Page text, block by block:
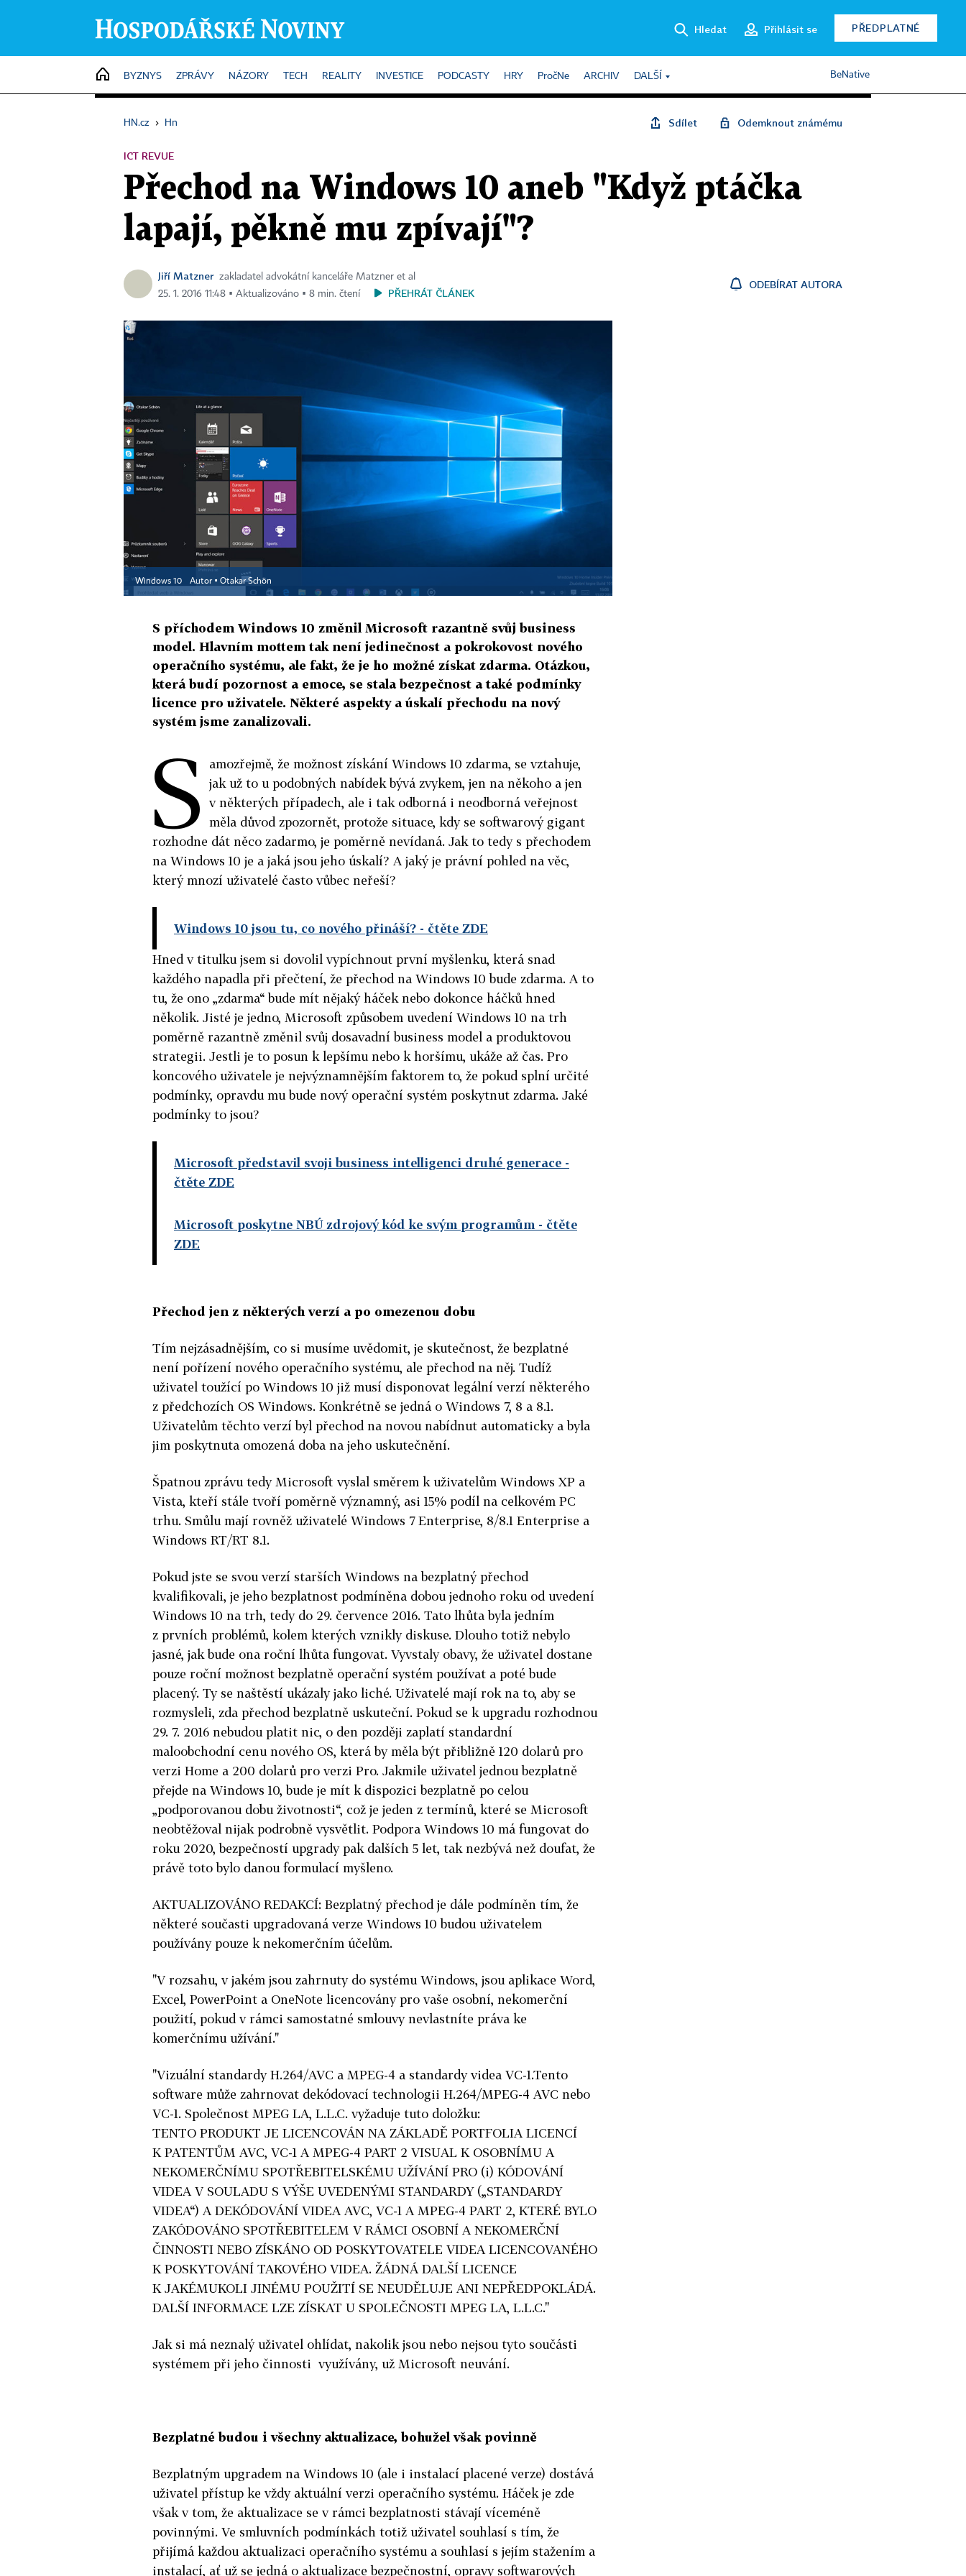
Hledat Přihlásit se PŘEDPLATNÉ
HOME
BYZNYS ZPRÁVY NÁZORY TECH REALITY INVESTICE PODCASTY HRY PročNe ARCHIV DALŠÍ BeNative
HN.cz › Hn Sdílet Odemknout známému
ICT REVUE
Přechod na Windows 10 aneb "Když ptáčka
lapají, pěkně mu zpívají"?
Jiří Matzner zakladatel advokátní kanceláře Matzner et al
25. 1. 2016 11:48 ▪ Aktualizováno ▪ 8 min. čtení
PŘEHRÁT ČLÁNEK
ODEBÍRAT AUTORA
Windows 10 Autor ▪ Otakar Schön
S příchodem Windows 10 změnil Microsoft razantně svůj business
model. Hlavním mottem tak není jedinečnost a pokrokovost nového
operačního systému, ale fakt, že je ho možné získat zdarma. Otázkou,
která budí pozornost a emoce, se stala bezpečnost a také podmínky
licence pro uživatele. Některé aspekty a úskalí přechodu na nový
systém jsme zanalizovali.
S
amozřejmě, že možnost získání Windows 10 zdarma, se vztahuje,
jak už to u podobných nabídek bývá zvykem, jen na někoho a jen
v některých případech, ale i tak odborná i neodborná veřejnost
měla důvod zpozornět, protože situace, kdy se softwarový gigant
rozhodne dát něco zadarmo, je poměrně nevídaná. Jak to tedy s přechodem
na Windows 10 je a jaká jsou jeho úskalí? A jaký je právní pohled na věc,
který mnozí uživatelé často vůbec neřeší?
Windows 10 jsou tu, co nového přináší? - čtěte ZDE
Hned v titulku jsem si dovolil vypíchnout první myšlenku, která snad
každého napadla při přečtení, že přechod na Windows 10 bude zdarma. A to
tu, že ono „zdarma“ bude mít nějaký háček nebo dokonce háčků hned
několik. Jisté je jedno, Microsoft způsobem uvedení Windows 10 na trh
poměrně razantně změnil svůj dosavadní business model a produktovou
strategii. Jestli je to posun k lepšímu nebo k horšímu, ukáže až čas. Pro
koncového uživatele je nejvýznamnějším faktorem to, že pokud splní určité
podmínky, opravdu mu bude nový operační systém poskytnut zdarma. Jaké
podmínky to jsou?
Microsoft představil svoji business intelligenci druhé generace -
čtěte ZDE
Microsoft poskytne NBÚ zdrojový kód ke svým programům - čtěte
ZDE
Přechod jen z některých verzí a po omezenou dobu
Tím nejzásadnějším, co si musíme uvědomit, je skutečnost, že bezplatné
není pořízení nového operačního systému, ale přechod na něj. Tudíž
uživatel toužící po Windows 10 již musí disponovat legální verzí některého
z předchozích OS Windows. Konkrétně se jedná o Windows 7, 8 a 8.1.
Uživatelům těchto verzí byl přechod na novou nabídnut automaticky a byla
jim poskytnuta omozená doba na jeho uskutečnění.
Špatnou zprávu tedy Microsoft vyslal směrem k uživatelům Windows XP a
Vista, kteří stále tvoří poměrně významný, asi 15% podíl na celkovém PC
trhu. Smůlu mají rovněž uživatelé Windows 7 Enterprise, 8/8.1 Enterprise a
Windows RT/RT 8.1.
Pokud jste se svou verzí starších Windows na bezplatný přechod
kvalifikovali, je jeho bezplatnost podmíněna dobou jednoho roku od uvedení
Windows 10 na trh, tedy do 29. července 2016. Tato lhůta byla jedním
z prvních problémů, kolem kterých vznikly diskuse. Dlouho totiž nebylo
jasné, jak bude ona roční lhůta fungovat. Vyvstaly obavy, že uživatel dostane
pouze roční možnost bezplatně operační systém používat a poté bude
placený. Ty se naštěstí ukázaly jako liché. Uživatelé mají rok na to, aby se
rozmysleli, zda přechod bezplatně uskuteční. Pokud se k upgradu rozhodnou
29. 7. 2016 nebudou platit nic, o den později zaplatí standardní
maloobchodní cenu nového OS, která by měla být přibližně 120 dolarů pro
verzi Home a 200 dolarů pro verzi Pro. Jakmile uživatel jednou bezplatně
přejde na Windows 10, bude je mít k dispozici bezplatně po celou
„podporovanou dobu životnosti“, což je jeden z termínů, které se Microsoft
neobtěžoval nijak podrobně vysvětlit. Podpora Windows 10 má fungovat do
roku 2020, bezpečností upgrady pak dalších 5 let, tak nezbývá než doufat, že
právě toto bylo danou formulací myšleno.
AKTUALIZOVÁNO REDAKCÍ: Bezplatný přechod je dále podmíněn tím, že
některé současti upgradovaná verze Windows 10 budou uživatelem
používány pouze k nekomerčním účelům.
"V rozsahu, v jakém jsou zahrnuty do systému Windows, jsou aplikace Word,
Excel, PowerPoint a OneNote licencovány pro vaše osobní, nekomerční
použití, pokud v rámci samostatné smlouvy nevlastníte práva ke
komerčnímu užívání."
"Vizuální standardy H.264/AVC a MPEG-4 a standardy videa VC-1.Tento
software může zahrnovat dekódovací technologii H.264/MPEG-4 AVC nebo
VC-1. Společnost MPEG LA, L.L.C. vyžaduje tuto doložku:
TENTO PRODUKT JE LICENCOVÁN NA ZÁKLADĚ PORTFOLIA LICENCÍ
K PATENTŮM AVC, VC-1 A MPEG-4 PART 2 VISUAL K OSOBNÍMU A
NEKOMERČNÍMU SPOTŘEBITELSKÉMU UŽÍVÁNÍ PRO (i) KÓDOVÁNÍ
VIDEA V SOULADU S VÝŠE UVEDENÝMI STANDARDY („STANDARDY
VIDEA“) A DEKÓDOVÁNÍ VIDEA AVC, VC-1 A MPEG-4 PART 2, KTERÉ BYLO
ZAKÓDOVÁNO SPOTŘEBITELEM V RÁMCI OSOBNÍ A NEKOMERČNÍ
ČINNOSTI NEBO ZÍSKÁNO OD POSKYTOVATELE VIDEA LICENCOVANÉHO
K POSKYTOVÁNÍ TAKOVÉHO VIDEA. ŽÁDNÁ DALŠÍ LICENCE
K JAKÉMUKOLI JINÉMU POUŽITÍ SE NEUDĚLUJE ANI NEPŘEDPOKLÁDÁ.
DALŠÍ INFORMACE LZE ZÍSKAT U SPOLEČNOSTI MPEG LA, L.L.C."
Jak si má neznalý uživatel ohlídat, nakolik jsou nebo nejsou tyto součásti
systémem při jeho činnosti využívány, už Microsoft neuvání.
Bezplatné budou i všechny aktualizace, bohužel však povinně
Bezplatným upgradem na Windows 10 (ale i instalací placené verze) dostává
uživatel přístup ke vždy aktuální verzi operačního systému. Háček je zde
však v tom, že aktualizace se v rámci bezplatnosti stávají víceméně
povinnými. Ve smluvních podmínkách totiž uživatel souhlasí s tím, že
přijímá každou aktualizaci operačního systému a souhlasí s jejím stažením a
instalací, ať už se jedná o aktualizace bezpečnostní, opravy softwarových